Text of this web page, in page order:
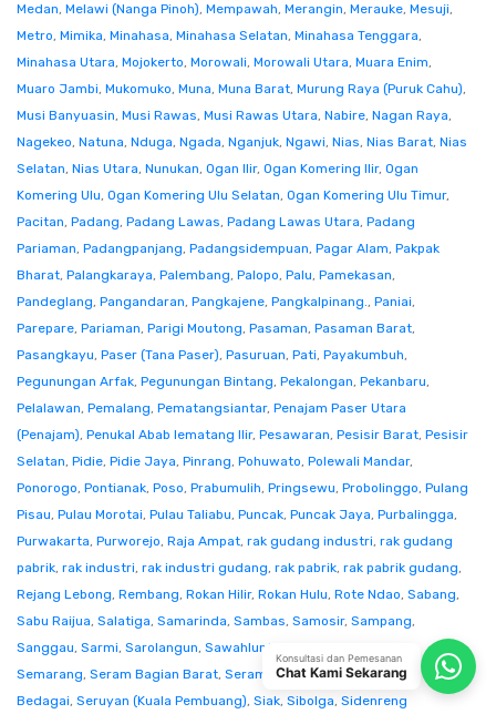
Medan, Melawi (Nanga Pinoh), Mempawah, Merangin, Merauke, Mesuji,
Metro, Mimika, Minahasa, Minahasa Selatan, Minahasa Tenggara,
Minahasa Utara, Mojokerto, Morowali, Morowali Utara, Muara Enim,
Muaro Jambi, Mukomuko, Muna, Muna Barat, Murung Raya (Puruk Cahu),
Musi Banyuasin, Musi Rawas, Musi Rawas Utara, Nabire, Nagan Raya,
Nagekeo, Natuna, Nduga, Ngada, Nganjuk, Ngawi, Nias, Nias Barat, Nias
Selatan, Nias Utara, Nunukan, Ogan Ilir, Ogan Komering Ilir, Ogan
Komering Ulu, Ogan Komering Ulu Selatan, Ogan Komering Ulu Timur,
Pacitan, Padang, Padang Lawas, Padang Lawas Utara, Padang
Pariaman, Padangpanjang, Padangsidempuan, Pagar Alam, Pakpak
Bharat, Palangkaraya, Palembang, Palopo, Palu, Pamekasan,
Pandeglang, Pangandaran, Pangkajene, Pangkalpinang., Paniai,
Parepare, Pariaman, Parigi Moutong, Pasaman, Pasaman Barat,
Pasangkayu, Paser (Tana Paser), Pasuruan, Pati, Payakumbuh,
Pegunungan Arfak, Pegunungan Bintang, Pekalongan, Pekanbaru,
Pelalawan, Pemalang, Pematangsiantar, Penajam Paser Utara
(Penajam), Penukal Abab lematang Ilir, Pesawaran, Pesisir Barat, Pesisir
Selatan, Pidie, Pidie Jaya, Pinrang, Pohuwato, Polewali Mandar,
Ponorogo, Pontianak, Poso, Prabumulih, Pringsewu, Probolinggo, Pulang
Pisau, Pulau Morotai, Pulau Taliabu, Puncak, Puncak Jaya, Purbalingga,
Purwakarta, Purworejo, Raja Ampat, rak gudang industri, rak gudang
pabrik, rak industri, rak industri gudang, rak pabrik, rak pabrik gudang,
Rejang Lebong, Rembang, Rokan Hilir, Rokan Hulu, Rote Ndao, Sabang,
Sabu Raijua, Salatiga, Samarinda, Sambas, Samosir, Sampang,
Sanggau, Sarmi, Sarolangun, Sawahlunto
Semarang, Seram Bagian Barat, Seram Bagian Timur,Serang
Serdang
Bedagai, Seruyan (Kuala Pembuang), Siak, Sibolga, Sidenreng
Konsultasi dan Pemesanan
Chat Kami Sekarang